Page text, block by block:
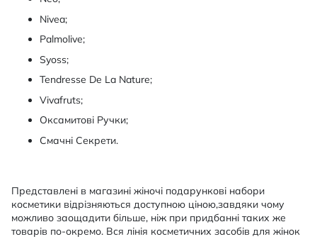
Nivea;
Palmolive;
Syoss;
Tendresse De La Nature;
Vivafruts;
Оксамитові Ручки;
Смачні Секрети.
Представлені в магазині жіночі подарункові набори
косметики відрізняються доступною ціною,завдяки чому
можливо заощадити більше, ніж при придбанні таких же
товарів по-окремо. Вся лінія косметичних засобів для жінок